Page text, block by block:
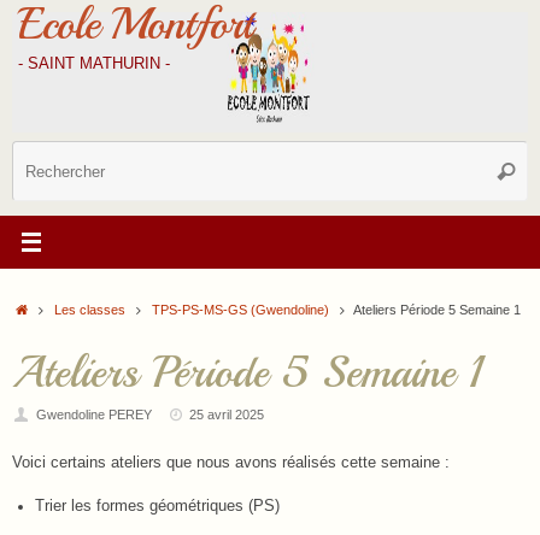
Passer
contenu
Ecole Montfort
- SAINT MATHURIN -
AccueilLes classes TPS-PS-MS-GS (Gwendoline) Ateliers Période 5 Semaine 1
Ateliers Période 5 Semaine 1
Gwendoline PEREY 25 avril 2025
Voici certains ateliers que nous avons réalisés cette semaine :
Trier les formes géométriques (PS)